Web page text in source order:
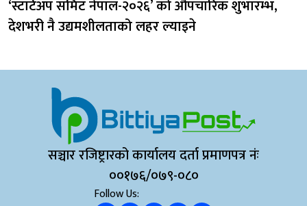
‘स्टार्टअप समिट नेपाल-२०२६’ को औपचारिक शुभारम्भ,
देशभरी नै उद्यमशीलताको लहर ल्याइने
सञ्चार रजिष्ट्रारको कार्यालय दर्ता प्रमाणपत्र नंः
००१७६/०७९-०८०
Follow Us: